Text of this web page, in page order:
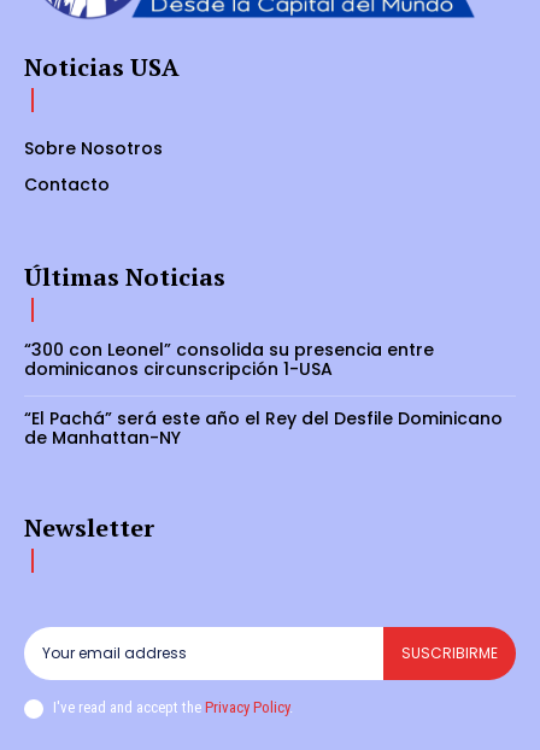
Noticias USA
Sobre Nosotros
Contacto
Últimas Noticias
“300 con Leonel” consolida su presencia entre
dominicanos circunscripción 1-USA
“El Pachá” será este año el Rey del Desfile Dominicano
de Manhattan-NY
Newsletter
SUSCRIBIRME
I've read and accept the Privacy Policy.